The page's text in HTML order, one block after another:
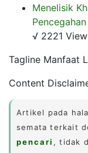
Menelisik
√ 2221
Tagline Manfaat
Content
Artikel pada
semata terkait
pencari , tidak